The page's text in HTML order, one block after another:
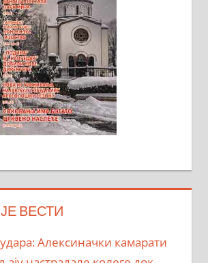
ВЕСТИ
Алексиначки камарати